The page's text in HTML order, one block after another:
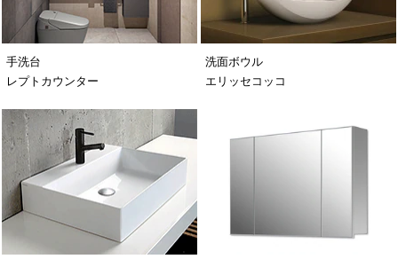
手洗台
レプトカウンター
洗面ボウル
エリッセコッコ